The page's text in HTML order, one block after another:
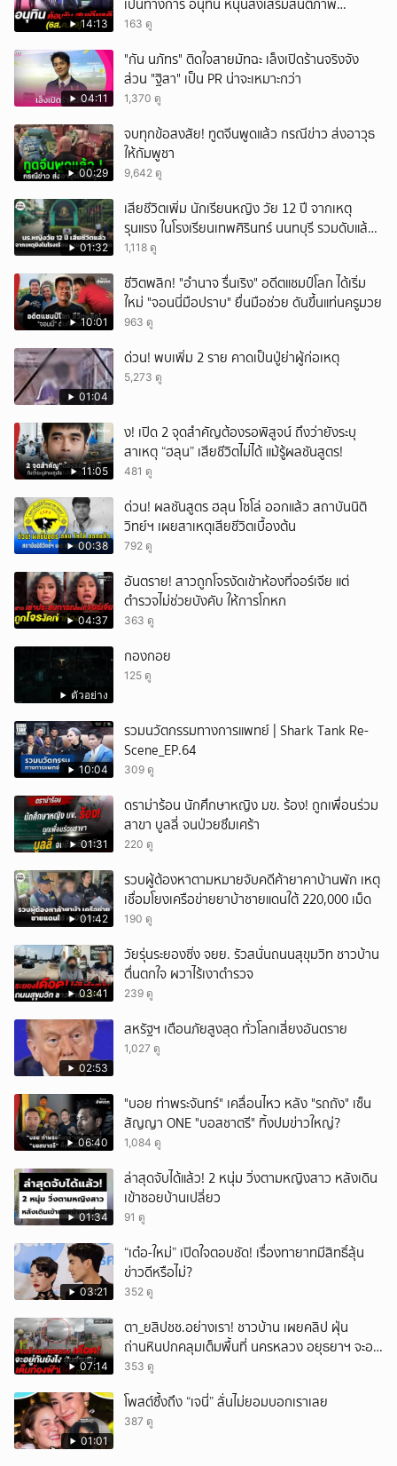
14:13
เป็นทางการ อนุทิน หนุนส่งเสริมสันติภาพ
เสถียรภาพชายแดน
163 ดู
04:11
"กัน นภัทร" ติดใจสายมัทฉะ เล็งเปิดร้านจริงจัง
ส่วน "ฐิสา" เป็น PR น่าจะเหมาะกว่า
1,370 ดู
00:29
จบทุกข้อสงสัย! ทูตจีนพูดแล้ว กรณีข่าว ส่งอาวุธ
ให้กัมพูชา
9,642 ดู
01:32
เสียชีวิตเพิ่ม นักเรียนหญิง วัย 12 ปี จากเหตุ
รุนแรง ในโรงเรียนเทพศิรินทร์ นนทบุรี รวมดับแล้ว
9 ราย
1,118 ดู
10:01
ชีวิตพลิก! "อำนาจ รื่นเริง" อดีตแชมป์โลก ได้เริ่ม
ใหม่ "จอนนี่มือปราบ" ยื่นมือช่วย ดันขึ้นแท่นครูมวย
963 ดู
01:04
ด่วน! พบเพิ่ม 2 ราย คาดเป็นปู่ย่าผู้ก่อเหตุ
5,273 ดู
11:05
ึ้ง! เปิด 2 จุดสำคัญต้องรอพิสูจน์ ถึงว่ายังระบุ
สาเหตุ “ฮลุน” เสียชีวิตไม่ได้ แม้รู้ผลชันสูตร!
481 ดู
00:38
ด่วน! ผลชันสูตร ฮลุน โซโล่ ออกแล้ว สถาบันนิติ
วิทย์ฯ เผยสาเหตุเสียชีวิตเบื้องต้น
792 ดู
04:37
อันตราย! สาวถูกโจรงัดเข้าห้องที่จอร์เจีย แต่
ตำรวจไม่ช่วยบังคับ ให้การโกหก
363 ดู
ตัวอย่าง
กองกอย
125 ดู
10:04
รวมนวัตกรรมทางการแพทย์ | Shark Tank Re-
Scene_EP.64
309 ดู
01:31
ดราม่าร้อน นักศึกษาหญิง มข. ร้อง! ถูกเพื่อนร่วม
สาขา บูลลี่ จนป่วยซึมเศร้า
220 ดู
01:42
รวบผู้ต้องหาตามหมายจับคดีค้ายาคาบ้านพัก เหตุ
เชื่อมโยงเครือข่ายยาบ้าชายแดนใต้ 220,000 เม็ด
190 ดู
03:41
วัยรุ่นระยองซิ่ง จยย. รัวสนั่นถนนสุขุมวิท ชาวบ้าน
ตื่นตกใจ ผวาไร้เงาตำรวจ
239 ดู
02:53
สหรัฐฯ เตือนภัยสูงสุด ทั่วโลกเสี่ยงอันตราย
1,027 ดู
06:40
"บอย ท่าพระจันทร์" เคลื่อนไหว หลัง "รถถัง" เซ็น
สัญญา ONE "บอสชาตรี" ทิ้งปมข่าวใหญ่?
1,084 ดู
01:34
ล่าสุดจับได้แล้ว! 2 หนุ่ม วิ่งตามหญิงสาว หลังเดิน
เข้าซอยบ้านเปลี่ยว
91 ดู
03:21
“เต๋อ-ใหม่” เปิดใจตอบชัด! เรื่องทายาทมีสิทธิ์ลุ้น
ข่าวดีหรือไม่?
352 ดู
07:14
ตา_ยสิปชช.อย่างเรา! ชาวบ้าน เผยคลิป ฝุ่น
ถ่านหินปกคลุมเต็มพื้นที่ นครหลวง อยุธยาฯ จะอยู่
กันยังไง
353 ดู
01:01
โพสต์ซึ้งถึง “เจนี่” ลั่นไม่ยอมบอกเราเลย
387 ดู
ยกเลิก